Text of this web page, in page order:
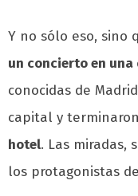
Y no sólo eso, sino
un concierto en una
conocidas de
capital y terminaron
hotel. Las miradas,
los protagonistas